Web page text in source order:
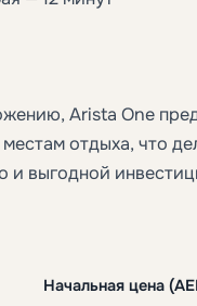
Arista One
отдыха, что
и выгодной
Начальная цена